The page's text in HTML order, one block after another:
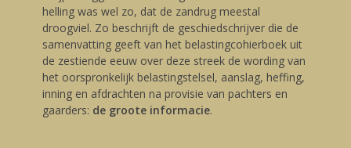
helling was wel zo, dat de zandrug meestal
droogviel. Zo beschrijft de geschiedschrijver die de
samenvatting geeft van het belastingcohierboek uit
de zestiende eeuw over deze streek de wording van
het oorspronkelijk belastingstelsel, aanslag, heffing,
inning en afdrachten na provisie van pachters en
gaarders: de groote informacie.